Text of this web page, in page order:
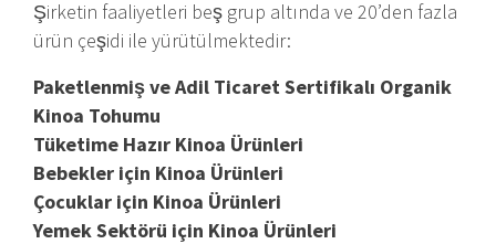
Şirketin faaliyetleri beş grup altında ve 20’den fazla
ürün çeşidi ile yürütülmektedir:
Paketlenmiş ve Adil Ticaret Sertifikalı Organik
Kinoa Tohumu
Tüketime Hazır Kinoa Ürünleri
Bebekler için Kinoa Ürünleri
Çocuklar için Kinoa Ürünleri
Yemek Sektörü için Kinoa Ürünleri